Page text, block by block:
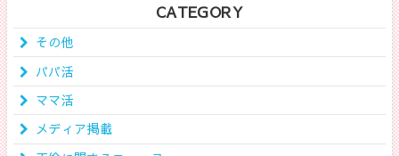
CATEGORY
その他
パパ活
ママ活
メディア掲載